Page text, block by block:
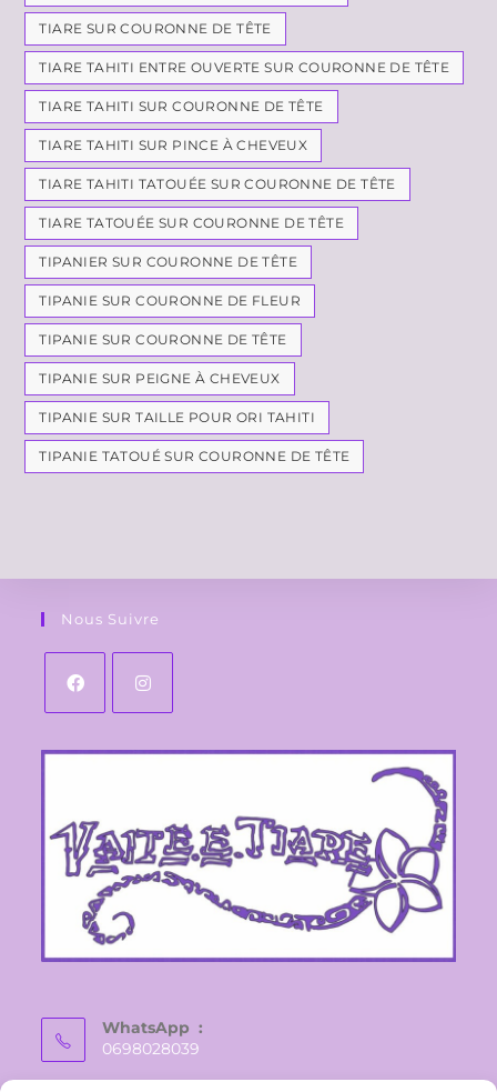
TIARE SUR COURONNE DE TÊTE
TIARE TAHITI ENTRE OUVERTE SUR COURONNE DE TÊTE
TIARE TAHITI SUR COURONNE DE TÊTE
TIARE TAHITI SUR PINCE À CHEVEUX
TIARE TAHITI TATOUÉE SUR COURONNE DE TÊTE
TIARE TATOUÉE SUR COURONNE DE TÊTE
TIPANIER SUR COURONNE DE TÊTE
TIPANIE SUR COURONNE DE FLEUR
TIPANIE SUR COURONNE DE TÊTE
TIPANIE SUR PEIGNE À CHEVEUX
TIPANIE SUR TAILLE POUR ORI TAHITI
TIPANIE TATOUÉ SUR COURONNE DE TÊTE
Nous Suivre
WhatsApp :
0698028039